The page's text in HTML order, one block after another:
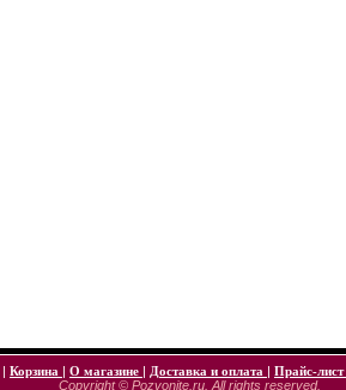
| Корзина | О магазине | Доставка и оплата | Прайс-лист
Copyright © Pozvonite.ru. All rights reserved.